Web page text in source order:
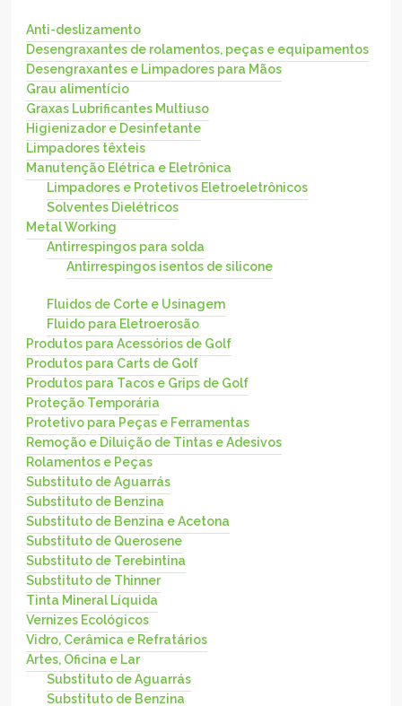
Anti-deslizamento
Desengraxantes de rolamentos, peças e equipamentos
Desengraxantes e Limpadores para Mãos
Grau alimentício
Graxas Lubrificantes Multiuso
Higienizador e Desinfetante
Limpadores têxteis
Manutenção Elétrica e Eletrônica
Limpadores e Protetivos Eletroeletrônicos
Solventes Dielétricos
Metal Working
Antirrespingos para solda
Antirrespingos isentos de silicone
Fluidos de Corte e Usinagem
Fluido para Eletroerosão
Produtos para Acessórios de Golf
Produtos para Carts de Golf
Produtos para Tacos e Grips de Golf
Proteção Temporária
Protetivo para Peças e Ferramentas
Remoção e Diluição de Tintas e Adesivos
Rolamentos e Peças
Substituto de Aguarrás
Substituto de Benzina
Substituto de Benzina e Acetona
Substituto de Querosene
Substituto de Terebintina
Substituto de Thinner
Tinta Mineral Líquida
Vernizes Ecológicos
Vidro, Cerâmica e Refratários
Artes, Oficina e Lar
Substituto de Aguarrás
Substituto de Benzina